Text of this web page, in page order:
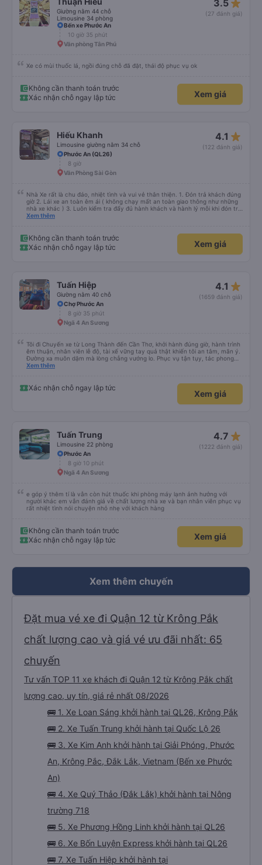
Giường nằm 44 chỗ
Limousine 34 phòng
3.5 star_rate
(27 đánh giá)
Bến xe Phước An
10 giờ 35 phút
Văn phòng Tân Phú
Xe có mùi thuốc lá, ngồi đúng chỗ đã đặt, thái độ phục vụ ok
Không cần thanh toán trước
Xác nhận chỗ ngay lập tức
Xem giá
Hiếu Khanh
Limousine giường nằm 34 chỗ
4.1 star_rate
(122 đánh giá)
Phước An (QL26)
8 giờ
Văn Phòng Sài Gòn
Nhà Xe rất là chu đáo, nhiệt tình và vui vẻ thân thiện. 1. Đón trả khách đúng
giờ 2. Lái xe an toàn êm ái ( không chạy mất an toàn giao thông như những
nhà xe khác ) 3. Luôn kiểm tra đẩy đủ hành khách và hành lý mỗi khi đón trả
khách. 4. Đặc biệt ngoài chăn gối và các tiện nghi khác, thì xe Hiếu Khanh
những chuyến đi tiếp theo. Chúc nhà xe tương lai càng phát triển và đội ngũ
công nhân viên của nhà xe luôn luôn vui vẻ giữ được sức khỏe !
Xem thêm
Không cần thanh toán trước
Xác nhận chỗ ngay lập tức
Xem giá
Tuấn Hiệp
Giường nằm 40 chỗ
4.1 star_rate
(1659 đánh giá)
Chợ Phước An
8 giờ 35 phút
Ngã 4 An Sương
Tôi đi Chuyến xe từ Long Thành đến Cần Thơ, khởi hành đúng giờ, hành trình
êm thuận, nhân viên lễ độ, tài xế vững tay quả thật khiến tôi an tâm, mãn ý.
Đường xa muôn dặm mà lòng chẳng vướng lo. Phục vụ tận tụy, tác phong
nghiêm cẩn, hiếm thấy giữa thời buổi kim tiền vội vã. Xã hội loạn đạo. Xin gửi
Xem thêm
Xác nhận chỗ ngay lập tức
Xem giá
Tuấn Trung
Limousine 22 phòng
4.7 star_rate
(1222 đánh giá)
Phước An
8 giờ 10 phút
Ngã 4 An Sương
e góp ý thêm tí là vẫn còn hút thuốc khi phòng máy lạnh ảnh hưởng với
người khác em vẫn đánh giá về chất lượng nhà xe và bạn nhân viên phục vụ
rất nhiệt tình nói chuyện nhỏ nhẹ với khách hàng
Không cần thanh toán trước
Xác nhận chỗ ngay lập tức
Xem giá
Xem thêm chuyến
Đặt mua vé xe đi Quận 12 từ Krông Pắk
chất lượng cao và giá vé ưu đãi nhất: 65
chuyến
Tư vấn TOP 11 xe khách đi Quận 12 từ Krông Pắk chất
lượng cao, uy tín, giá rẻ nhất 08/2026
🚌 1. Xe Loan Sáng khởi hành tại QL26, Krông Pắk
🚌 2. Xe Tuấn Trung khởi hành tại Quốc Lộ 26
🚌 3. Xe Kim Anh khởi hành tại Giải Phóng, Phước
An, Krông Pắc, Đắk Lắk, Vietnam (Bến xe Phước
An)
🚌 4. Xe Quý Thảo (Đắk Lắk) khởi hành tại Nông
trường 718
🚌 5. Xe Phương Hồng Linh khởi hành tại QL26
🚌 6. Xe Bốn Luyện Express khởi hành tại QL26
🚌 7. Xe Tuấn Hiệp khởi hành tại